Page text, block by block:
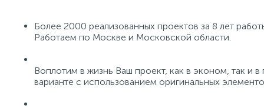
Более 2000 реализованных проектов за 8 лет
Работаем по Москве и Московской области.
Воплотим в жизнь Ваш проект, как в эконом, так и
варианте с использованием оригинальных